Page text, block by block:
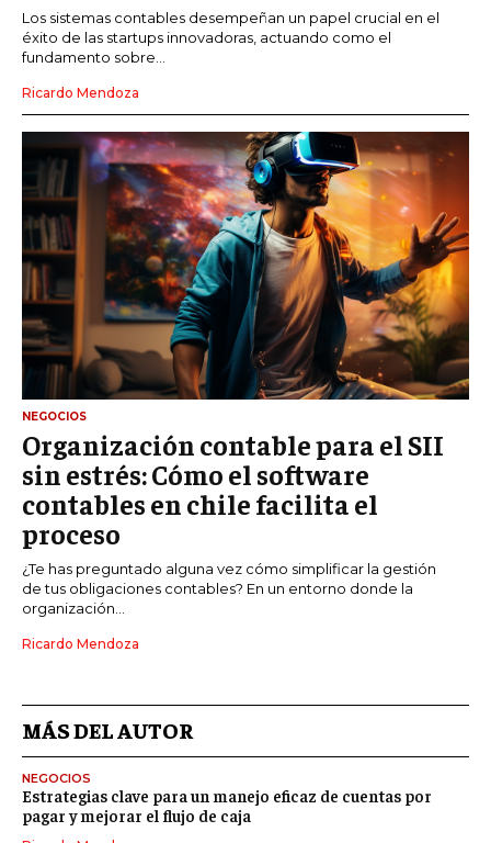
Los sistemas contables desempeñan un papel crucial en el
éxito de las startups innovadoras, actuando como el
fundamento sobre...
Ricardo Mendoza
NEGOCIOS
Organización contable para el SII
sin estrés: Cómo el software
contables en chile facilita el
proceso
¿Te has preguntado alguna vez cómo simplificar la gestión
de tus obligaciones contables? En un entorno donde la
organización...
Ricardo Mendoza
MÁS DEL AUTOR
NEGOCIOS
Estrategias clave para un manejo eficaz de cuentas por
pagar y mejorar el flujo de caja